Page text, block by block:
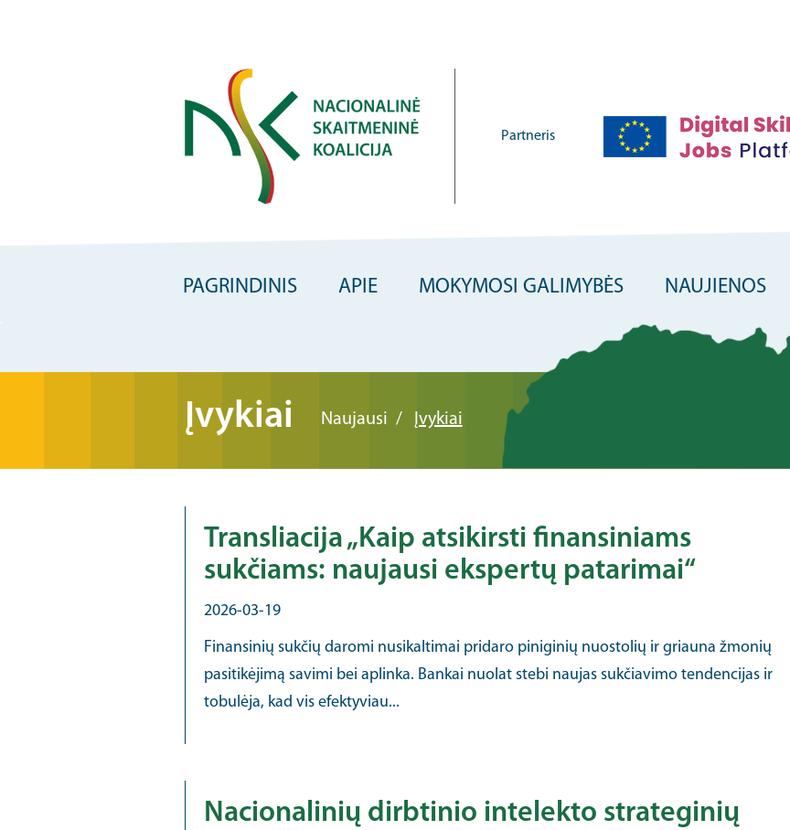
Partneris
PAGRINDINIS APIE MOKYMOSI GALIMYBĖS NAUJIENOS
Įvykiai Naujausi Įvykiai
Transliacija „Kaip atsikirsti finansiniams
sukčiams: naujausi ekspertų patarimai“
2026-03-19
Finansinių sukčių daromi nusikaltimai pridaro piniginių nuostolių ir griauna žmonių
pasitikėjimą savimi bei aplinka. Bankai nuolat stebi naujas sukčiavimo tendencijas ir
tobulėja, kad vis efektyviau...
Nacionalinių dirbtinio intelekto strateginių